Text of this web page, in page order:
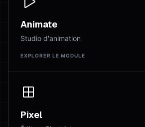
Animate
Studio d'animation
EXPLORER LE MODULE
Pixel